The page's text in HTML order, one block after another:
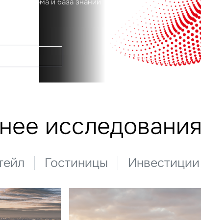
исследования
Гостиницы Инвестиции